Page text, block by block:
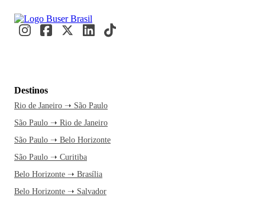
gastronômico, com mais de 2 milhões de habitantes e uma
rica história culinária. Nos botecos e restaurantes, moradores
Arquitetônico da Lagoa da Pampulha. É o momento perfeito
para fazer essa viagem e se perder nas belezas culturais e
naturais da cidade. Com a Buser, a passagem de ônibus te
garante conforto e aquele tempo livre para relaxar sem
preocupações. E se precisar de algo, o atendimento está
Quando o ônibus chega na rodoviária, a exploração da
cidade já começa.Caminhe pelos belos jardins do Conjunto
Destinos
Rio de Janeiro ➝ São Paulo
São Paulo ➝ Rio de Janeiro
São Paulo ➝ Belo Horizonte
São Paulo ➝ Curitiba
Belo Horizonte ➝ Brasília
Belo Horizonte ➝ Salvador